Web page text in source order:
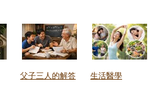
父子三人的解答 生活醫學